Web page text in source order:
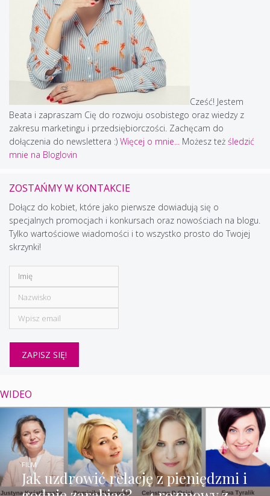
Cześć! Jestem
Beata i zapraszam Cię do rozwoju osobistego oraz wiedzy z
zakresu marketingu i przedsiębiorczości. Zachęcam do
dołączenia do newslettera :) Więcej o mnie... Możesz też śledzić
mnie na Bloglovin
ZOSTAŃMY W KONTAKCIE
Dołącz do kobiet, które jako pierwsze dowiadują się o
specjalnych promocjach i konkursach oraz nowościach na blogu.
Tylko wartościowe wiadomości i to wszystko prosto do Twojej
skrzynki!
WIDEO
Jak uzdrowić relację z pieniędzmi i
FILM